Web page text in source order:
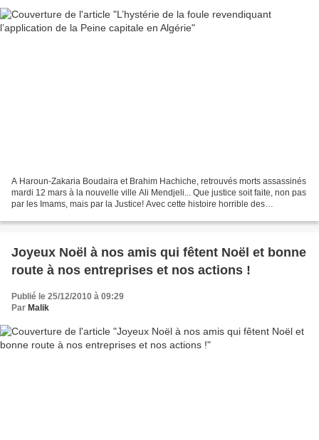
A Haroun-Zakaria Boudaira et Brahim Hachiche, retrouvés morts assassinés
mardi 12 mars à la nouvelle ville Ali Mendjeli... Que justice soit faite, non pas
par les Imams, mais par la Justice! Avec cette histoire horrible des
Joyeux Noël à nos amis qui fêtent Noël et bonne
route à nos entreprises et nos actions !
Publié le 25/12/2010 à 09:29
Par Malik